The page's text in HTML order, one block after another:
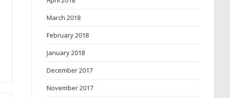
March 2018
February 2018
January 2018
December 2017
November 2017